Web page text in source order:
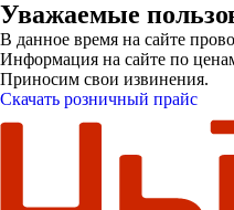
Уважаемые
В данное время на сайте
Информация на сайте по
Приносим свои извинения.
Скачать розничный прайс